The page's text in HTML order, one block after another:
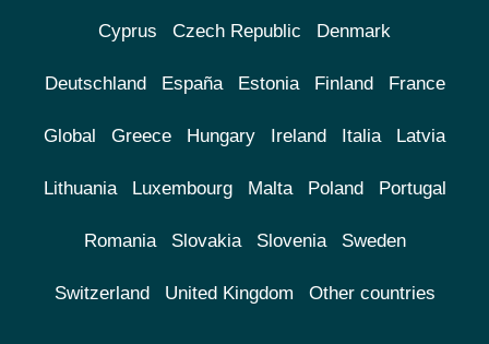
Cyprus Czech Republic Denmark
Deutschland España Estonia Finland France
Global Greece Hungary Ireland Italia Latvia
Lithuania Luxembourg Malta Poland Portugal
Romania Slovakia Slovenia Sweden
Switzerland United Kingdom Other countries